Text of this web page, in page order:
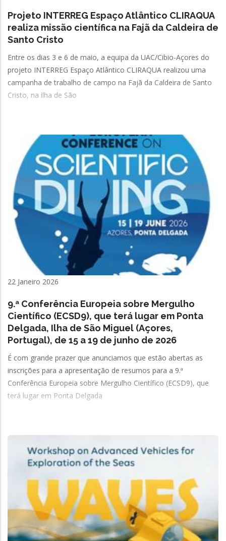
Projeto INTERREG Espaço Atlântico CLIRAQUA
realiza missão científica na Fajã da Caldeira de
Santo Cristo
Entre os dias 3 e 6 de maio, a equipa da UAC/Cibio-Açores do
projeto INTERREG Espaço Atlântico CLIRAQUA realizou uma
campanha de trabalho de campo na Fajã da Caldeira de Santo
Cristo, na ilha de São
22 Janeiro 2026
9.ª Conferência Europeia sobre Mergulho
Científico (ECSD9), que terá lugar em Ponta
Delgada, Ilha de São Miguel (Açores,
Portugal), de 15 a 19 de junho de 2026
É com grande prazer que anunciamos que estão abertas as
inscrições para a apresentação de resumos para a 9.ª
Conferência Europeia sobre Mergulho Científico (ECSD9), que
terá lugar em Ponta Delgada